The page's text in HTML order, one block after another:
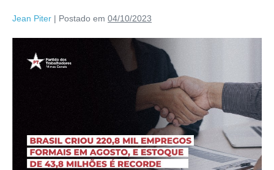
Jean Piter | Postado em 04/10/2023